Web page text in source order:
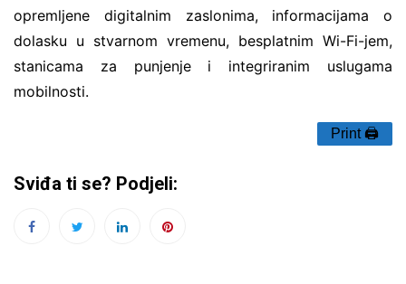
opremljene digitalnim zaslonima, informacijama o
dolasku u stvarnom vremenu, besplatnim Wi-Fi-jem,
stanicama za punjenje i integriranim uslugama
mobilnosti.
Print 🖨
Sviđa ti se? Podjeli: